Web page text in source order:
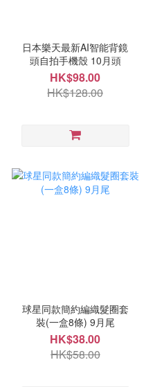
日本樂天最新AI智能背鏡
頭自拍手機殼 10月頭
HK$98.00
HK$128.00
球星同款簡約編織髮圈套
裝(一盒8條) 9月尾
HK$38.00
HK$58.00